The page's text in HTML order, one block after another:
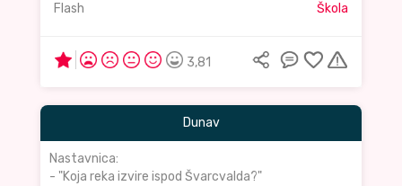
Flash Škola
3,81
Dunav
Nastavnica:
- "Koja reka izvire ispod Švarcvalda?"